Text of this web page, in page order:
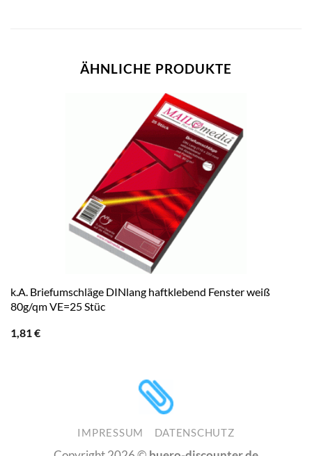
ÄHNLICHE PRODUKTE
k.A. Briefumschläge DINlang haftklebend Fenster weiß
80g/qm VE=25 Stüc
1,81 €
IMPRESSUM DATENSCHUTZ